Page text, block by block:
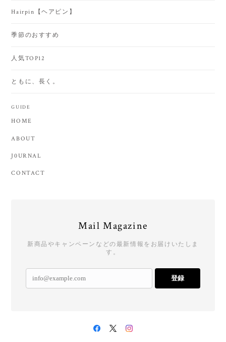
Hairpin【ヘアピン】
季節のおすすめ
人気TOP12
ともに、長く。
GUIDE
HOME
ABOUT
J0URNAL
CONTACT
Mail Magazine
新商品やキャンペーンなどの最新情報をお届けいたしま
す。
登録